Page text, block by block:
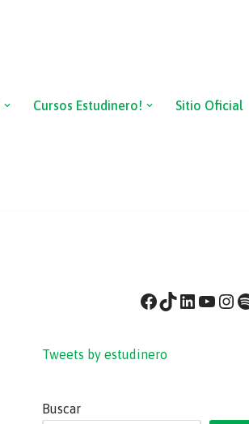
Cursos Estudinero! Sitio Oficial
Tweets by estudinero
Buscar